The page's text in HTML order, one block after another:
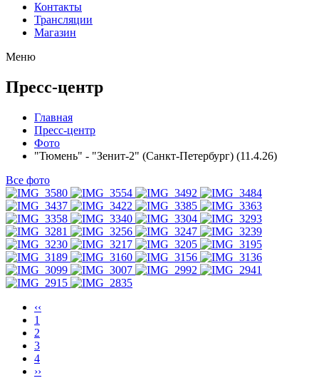
Контакты
Трансляции
Магазин
Меню
Пресс-центр
Главная
Пресс-центр
Фото
"Тюмень" - "Зенит-2" (Санкт-Петербург) (11.4.26)
Все фото
‹‹
1
2
3
4
››